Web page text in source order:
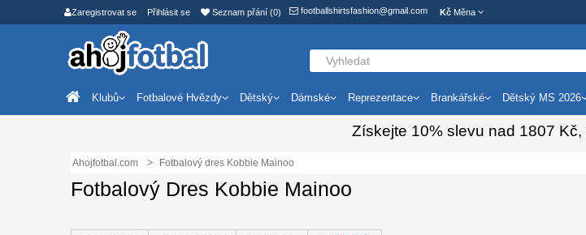
Zaregistrovat se Přihlásit se Seznam přání (0) footballshirtsfashion@gmail.com Kč Měna
Klubů Fotbalové Hvězdy Dětský Dámské Reprezentace Brankářské Dětský MS 2026
Získejte 10%slevu nad 1807 Kč,
Ahojfotbal.com Fotbalový dres Kobbie Mainoo
Fotbalový Dres Kobbie Mainoo